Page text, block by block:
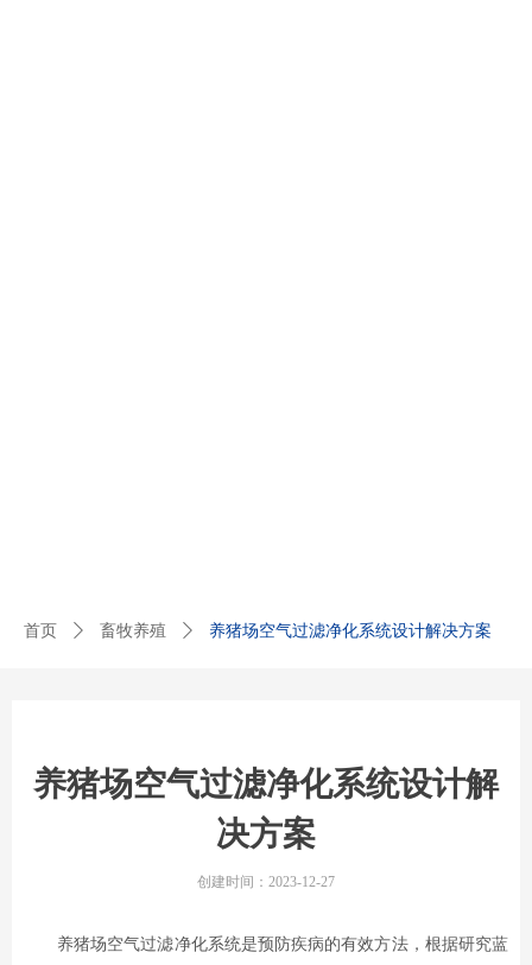
养猪场空气过滤净化系统设计解
决方案
养猪场空气过滤净化系统是预防疾病的有效方法，根据研究蓝
创建时间： 2023-12-27
首页 ꄲ 畜牧养殖 ꄲ 养猪场空气过滤净化系统设计解决方案